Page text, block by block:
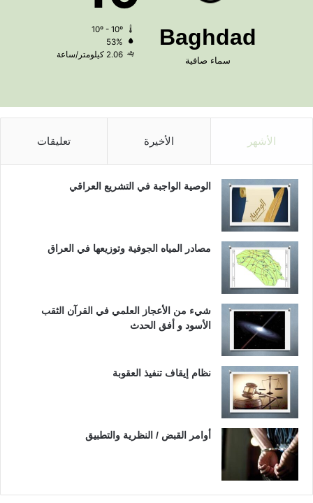
Baghdad
سماء صافية
53%
2.06 كيلومتر/ساعة
الأشهر الأخيرة تعليقات
الوصية الواجبة في التشريع العراقي
مصادر المياه الجوفية وتوزيعها في العراق
شيء من الأعجاز العلمي في القرآن الثقب
الأسود و أفق الحدث
نظام إيقاف تنفيذ العقوبة
أوامر القبض / النظرية والتطبيق